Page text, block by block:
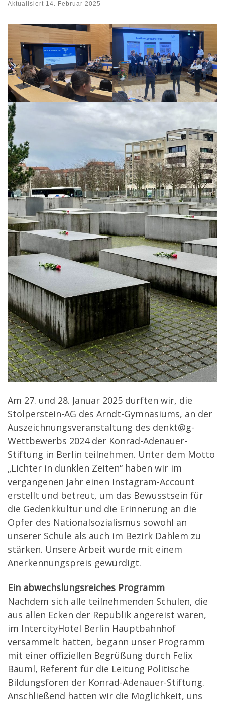
Aktualisiert 14. Februar 2025
Am 27. und 28. Januar 2025 durften wir, die
Stolperstein-AG des Arndt-Gymnasiums, an der
Auszeichnungsveranstaltung des denkt@g-
Wettbewerbs 2024 der Konrad-Adenauer-
Stiftung in Berlin teilnehmen. Unter dem Motto
„Lichter in dunklen Zeiten“ haben wir im
vergangenen Jahr einen Instagram-Account
erstellt und betreut, um das Bewusstsein für
die Gedenkkultur und die Erinnerung an die
Opfer des Nationalsozialismus sowohl an
unserer Schule als auch im Bezirk Dahlem zu
stärken. Unsere Arbeit wurde mit einem
Anerkennungspreis gewürdigt.
Ein abwechslungsreiches Programm
Nachdem sich alle teilnehmenden Schulen, die
aus allen Ecken der Republik angereist waren,
im IntercityHotel Berlin Hauptbahnhof
versammelt hatten, begann unser Programm
mit einer offiziellen Begrüßung durch Felix
Bäuml, Referent für die Leitung Politische
Bildungsforen der Konrad-Adenauer-Stiftung.
Anschließend hatten wir die Möglichkeit, uns